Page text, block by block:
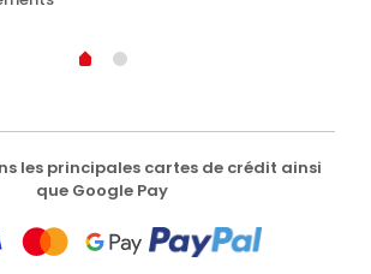
les principales cartes de crédit ainsi
que Google Pay